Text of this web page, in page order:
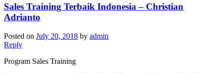
Sales Training Terbaik Indonesia – Christian
Adrianto
Posted on July 20, 2018 by admin
Reply
Program Sales Training